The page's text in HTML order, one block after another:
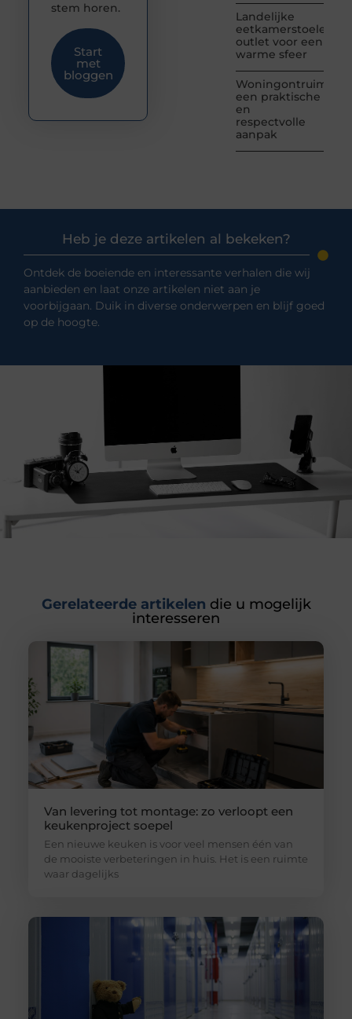
Landelijke
eetkamerstoelen
outlet voor een
warme sfeer
Woningontruiming:
een praktische
en
respectvolle
aanpak
stem horen.
Start
met
bloggen
Heb je deze artikelen al bekeken?
Ontdek de boeiende en interessante verhalen die wij
aanbieden en laat onze artikelen niet aan je
voorbijgaan. Duik in diverse onderwerpen en blijf goed
op de hoogte.
Gerelateerde artikelen die u mogelijk
interesseren
Van levering tot montage: zo verloopt een
keukenproject soepel
Een nieuwe keuken is voor veel mensen één van
de mooiste verbeteringen in huis. Het is een ruimte
waar dagelijks